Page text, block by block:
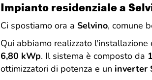
Impianto residenziale a
Ci spostiamo ora a Selvino, comune
Qui abbiamo realizzato
6,80 kWp. Il sistema è composto da
ottimizzatori di potenza e un inverter